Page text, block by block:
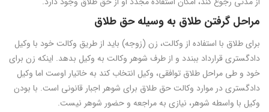
مراحل گرفتن طلاق به وسیله حق طلاق
برای طلاق با استفاده از وکالت، زن (زوجه) باید از طریق وکالت خود با وکیل
دادگستری قرارداد ببندد و از طرف شوهر وکالت به وکیل بدهد. اینکه زن برای
خود و طی مراحل طلاق توافقی، وکیل انتخاب کند به خاتیار اوست اما وکیل
دادگستری در موارد وکالت حق طلاق برای شوهر اجبار قانونی است. با بودن
وکیل با واسطه شوهر، نیازی به مراجعه و حضور شوهر نیست.